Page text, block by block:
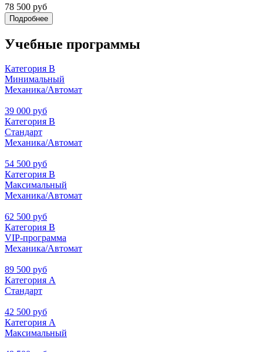
78 500 руб
Подробнее
Учебные программы
Категория В
Минимальный
Механика/Автомат
39 000 руб
Категория В
Стандарт
Механика/Автомат
54 500 руб
Категория В
Максимальный
Механика/Автомат
62 500 руб
Категория В
VIP-программа
Механика/Автомат
89 500 руб
Категория А
Стандарт
42 500 руб
Категория А
Максимальный